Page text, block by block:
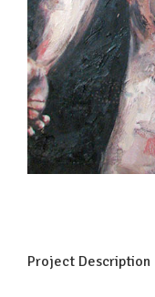
Project Description